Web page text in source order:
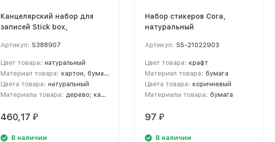
Канцелярский набор для
записей Stick box,
Артикул: S388907
Цвет товара: натуральный
Материал товара: картон, бумага, дерево
Цвета товара: натуральный
Материалы товара: дерево; картон; бумага
460,17 ₽
В наличии
Набор стикеров Cora,
натуральный
Артикул: S5-21022903
Цвет товара: крафт
Материал товара: бумага
Цвета товара: коричневый
Материалы товара: бумага
97 ₽
В наличии